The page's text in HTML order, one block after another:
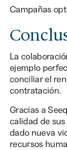
Campañas
La
ejemplo
conciliar el
contratación.
Gracias a
calidad de
dado nueva
recursos